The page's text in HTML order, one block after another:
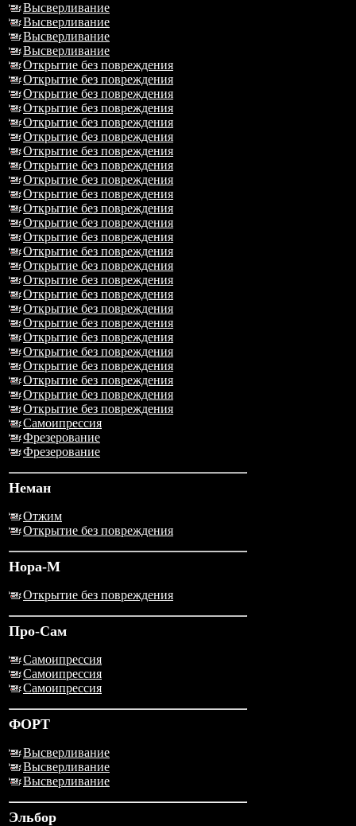
Высверливание
Высверливание
Высверливание
Высверливание
Открытие без повреждения
Открытие без повреждения
Открытие без повреждения
Открытие без повреждения
Открытие без повреждения
Открытие без повреждения
Открытие без повреждения
Открытие без повреждения
Открытие без повреждения
Открытие без повреждения
Открытие без повреждения
Открытие без повреждения
Открытие без повреждения
Открытие без повреждения
Открытие без повреждения
Открытие без повреждения
Открытие без повреждения
Открытие без повреждения
Открытие без повреждения
Открытие без повреждения
Открытие без повреждения
Открытие без повреждения
Открытие без повреждения
Открытие без повреждения
Открытие без повреждения
Самоипрессия
Фрезерование
Фрезерование
Неман
Отжим
Открытие без повреждения
Нора-М
Открытие без повреждения
Про-Сам
Самоипрессия
Самоипрессия
Самоипрессия
ФОРТ
Высверливание
Высверливание
Высверливание
Эльбор